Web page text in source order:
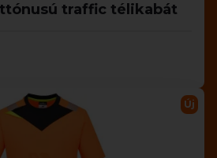
traffic télikabát
Új